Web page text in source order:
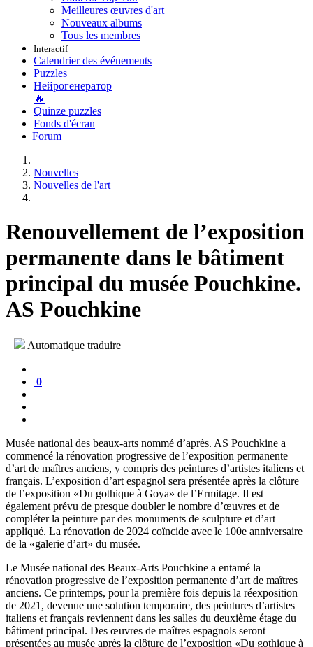
Meilleures œuvres d'art
Nouveaux albums
Tous les membres
Interactif
Calendrier des événements
Puzzles
Нейрогенератор
🔥
Quinze puzzles
Fonds d'écran
Forum
Nouvelles
Nouvelles de l'art
Renouvellement de l’exposition
permanente dans le bâtiment
principal du musée Pouchkine.
AS Pouchkine
Automatique traduire
0
Musée national des beaux-arts nommé d’après. AS Pouchkine a
commencé la rénovation progressive de l’exposition permanente
d’art de maîtres anciens, y compris des peintures d’artistes italiens et
français. L’exposition d’art espagnol sera présentée après la clôture
de l’exposition «Du gothique à Goya» de l’Ermitage. Il est
également prévu de presque doubler le nombre d’œuvres et de
compléter la peinture par des monuments de sculpture et d’art
appliqué. La rénovation de 2024 coïncide avec le 100e anniversaire
de la «galerie d’art» du musée.
Le Musée national des Beaux-Arts Pouchkine a entamé la
rénovation progressive de l’exposition permanente d’art de maîtres
anciens. Ce printemps, pour la première fois depuis la réexposition
de 2021, devenue une solution temporaire, des peintures d’artistes
italiens et français reviennent dans les salles du deuxième étage du
bâtiment principal. Des œuvres de maîtres espagnols seront
présentées au musée après la clôture de l’exposition «Du gothique à